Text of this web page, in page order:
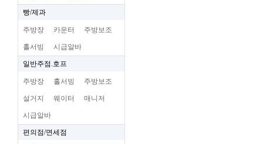
빵/제과
주방장 카운터 주방보조
홀서빙 시급알바
일반주점.호프
주방장 홀서빙 주방보조
설거지 웨이터 매니저
시급알바
편의점/면세점